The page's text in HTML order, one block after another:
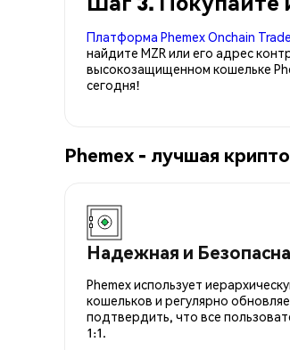
Платформа Phemex Onchain Trade
найдите MZR или его адрес
высокозащищенном кошельке
сегодня!
Phemex - лучшая
Надежная и
Phemex использует
кошельков и регулярно
подтвердить, что все
1:1.